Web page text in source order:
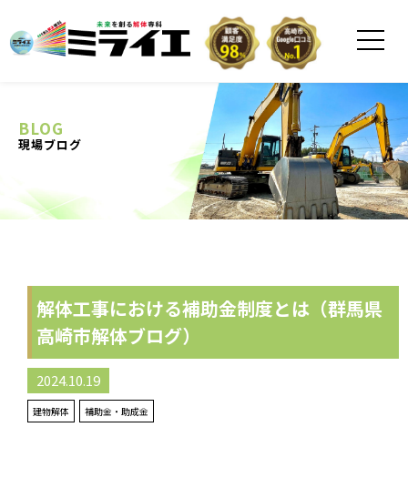
BLOG
現場ブログ
解体工事における補助金制度とは（群馬県
高崎市解体ブログ）
2024.10.19
建物解体 補助金・助成金